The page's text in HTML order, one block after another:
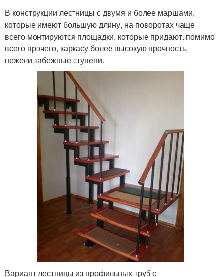
В конструкции лестницы с двумя и более маршами,
которые имеют большую длину, на поворотах чаще
всего монтируются площадки, которые придают, помимо
всего прочего, каркасу более высокую прочность,
нежели забежные ступени.
Вариант лестницы из профильных труб с